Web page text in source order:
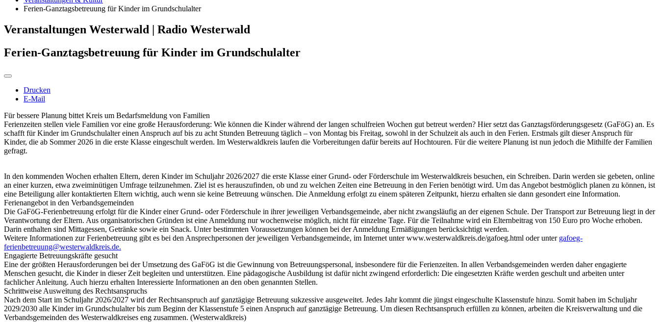
Ferien-Ganztagsbetreuung für Kinder im Grundschulalter
Veranstaltungen Westerwald | Radio Westerwald
Ferien-Ganztagsbetreuung für Kinder im Grundschulalter
Drucken
E-Mail
Für bessere Planung bittet Kreis um Bedarfsmeldung von Familien
Ferienzeiten stellen viele Familien vor eine große Herausforderung: Wie können die Kinder während der langen schulfreien Wochen gut betreut werden? Hier setzt das Ganztagsförderungsgesetz (GaFöG) an. Es
schafft für Kinder im Grundschulalter einen Anspruch auf bis zu acht Stunden Betreuung täglich – von Montag bis Freitag, sowohl in der Schulzeit als auch in den Ferien. Erstmals gilt dieser Anspruch für
Kinder, die ab Sommer 2026 in die erste Klasse eingeschult werden. Im Westerwaldkreis laufen die Vorbereitungen dafür bereits auf Hochtouren. Für die weitere Planung ist nun jedoch die Mithilfe der Familien
gefragt.
In den kommenden Wochen erhalten Eltern, deren Kinder im Schuljahr 2026/2027 die erste Klasse einer Grund- oder Förderschule im Westerwaldkreis besuchen, ein Schreiben. Darin werden sie gebeten, online
an einer kurzen, etwa zweiminütigen Umfrage teilzunehmen. Ziel ist es herauszufinden, ob und zu welchen Zeiten eine Betreuung in den Ferien benötigt wird. Um das Angebot bestmöglich planen zu können, ist
eine Beteiligung aller kontaktierten Eltern wichtig, auch wenn sie keine Betreuung wünschen. Die Anmeldung erfolgt zu einem späteren Zeitpunkt, hierzu erhalten sie dann gesondert eine Information.
Ferienangebot in den Verbandsgemeinden
Die GaFöG-Ferienbetreuung erfolgt für die Kinder einer Grund- oder Förderschule in ihrer jeweiligen Verbandsgemeinde, aber nicht zwangsläufig an der eigenen Schule. Der Transport zur Betreuung liegt in der
Verantwortung der Eltern. Aus organisatorischen Gründen ist eine Anmeldung nur wochenweise möglich, nicht für einzelne Tage. Für die Teilnahme wird ein Elternbeitrag von 150 Euro pro Woche erhoben.
Darin enthalten sind Mittagessen, Getränke sowie ein Snack. Unter bestimmten Voraussetzungen können bei der Anmeldung Ermäßigungen berücksichtigt werden.
Weitere Informationen zur Ferienbetreuung gibt es bei den Ansprechpersonen der jeweiligen Verbandsgemeinde, im Internet unter www.westerwaldkreis.de/gafoeg.html oder unter gafoeg-
ferienbetreuung@westerwaldkreis.de.
Engagierte Betreuungskräfte gesucht
Eine der größten Herausforderungen bei der Umsetzung des GaFöG ist die Gewinnung von Betreuungspersonal, insbesondere für die Ferienzeiten. In allen Verbandsgemeinden werden daher engagierte
Menschen gesucht, die Kinder in dieser Zeit begleiten und unterstützen. Eine pädagogische Ausbildung ist dafür nicht zwingend erforderlich: Die eingesetzten Kräfte werden geschult und arbeiten unter
fachlicher Anleitung. Auch hierzu erhalten Interessierte Informationen an den oben genannten Stellen.
Schrittweise Ausweitung des Rechtsanspruchs
Nach dem Start im Schuljahr 2026/2027 wird der Rechtsanspruch auf ganztägige Betreuung sukzessive ausgeweitet. Jedes Jahr kommt die jüngst eingeschulte Klassenstufe hinzu. Somit haben im Schuljahr
2029/2030 alle Kinder im Grundschulalter bis zum Beginn der Klassenstufe 5 einen Anspruch auf ganztägige Betreuung. Um diesen Rechtsanspruch erfüllen zu können, arbeiten die Kreisverwaltung und die
Verbandsgemeinden des Westerwaldkreises eng zusammen. (Westerwaldkreis)